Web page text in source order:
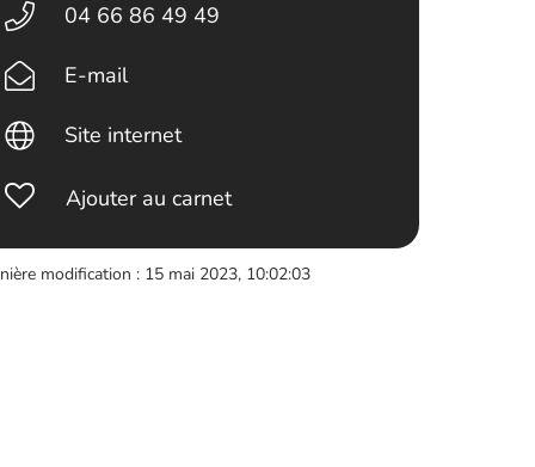
04 66 86 49 49
E-mail
Site internet
Ajouter au carnet
modification : 15 mai 2023, 10:02:03